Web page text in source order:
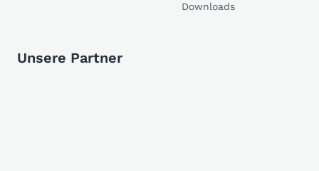
Downloads
Unsere Partner